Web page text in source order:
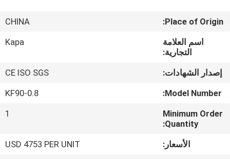
معلومات
جولة
المصنع
Place of Origin:
CHINA
اسم العلامة
التجارية:
Kapa
إصدار الشهادات:
CE ISO SGS
Model Number:
KF90-0.8
Minimum Order
Quantity:
1
الأسعار:
USD 4753 PER UNIT